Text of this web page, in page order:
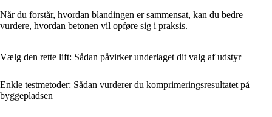
Når du forstår, hvordan blandingen er sammensat, kan du bedre
vurdere, hvordan betonen vil opføre sig i praksis.
Vælg den rette lift: Sådan påvirker underlaget dit valg af udstyr
Enkle testmetoder: Sådan vurderer du komprimeringsresultatet på
byggepladsen